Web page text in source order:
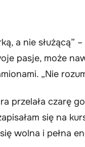
a nie służącą”
pasje, może
„Nie
przelała czarę
się na
wolna i pełna